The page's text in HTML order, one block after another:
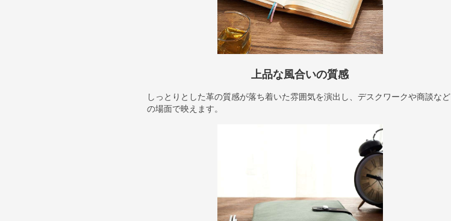
上品な風合いの質感
しっとりとした革の質感が落ち着いた雰囲気を演出し、デスクワークや商談など
の場面で映えます。